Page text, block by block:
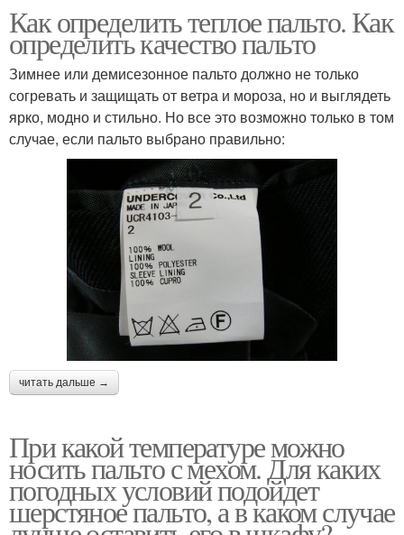
Как определить теплое пальто. Как
определить качество пальто
Зимнее или демисезонное пальто должно не только
согревать и защищать от ветра и мороза, но и выглядеть
ярко, модно и стильно. Но все это возможно только в том
случае, если пальто выбрано правильно:
читать дальше →
При какой температуре можно
носить пальто с мехом. Для каких
погодных условий подойдет
шерстяное пальто, а в каком случае